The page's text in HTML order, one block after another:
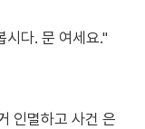
시다. 문 여세요."
인멸하고 사건 은